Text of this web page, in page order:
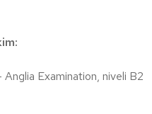
Examination, niveli B2